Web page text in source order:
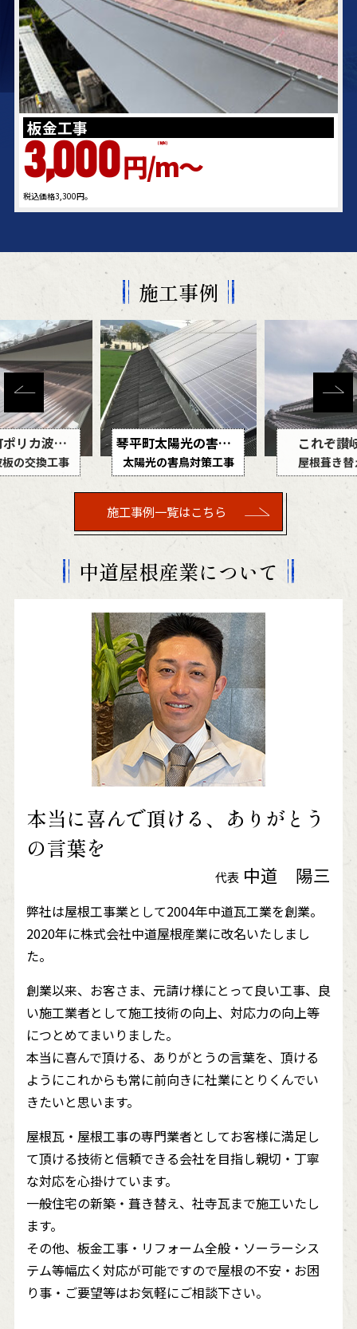
板金工事
3,000円/m～
(税別)
税込価格3,300円。
施工事例
琴平町太陽光の害鳥対策工事
鳥対策工事
これぞ讃岐の家
屋根葺き替え工事 葺き替
施工事例一覧はこちら
中道屋根産業について
本当に喜んで頂ける、ありがとう
の言葉を
代表 中道 陽三
弊社は屋根工事業として2004年中道瓦工業を創業。
2020年に株式会社中道屋根産業に改名いたしまし
た。
創業以来、お客さま、元請け様にとって良い工事、良
い施工業者として施工技術の向上、対応力の向上等
につとめてまいりました。
本当に喜んで頂ける、ありがとうの言葉を、頂ける
ようにこれからも常に前向きに社業にとりくんでい
きたいと思います。
屋根瓦・屋根工事の専門業者としてお客様に満足し
て頂ける技術と信頼できる会社を目指し親切・丁寧
な対応を心掛けています。
一般住宅の新築・葺き替え、社寺瓦まで施工いたし
ます。
その他、板金工事・リフォーム全般・ソーラーシス
テム等幅広く対応が可能ですので屋根の不安・お困
り事・ご要望等はお気軽にご相談下さい。